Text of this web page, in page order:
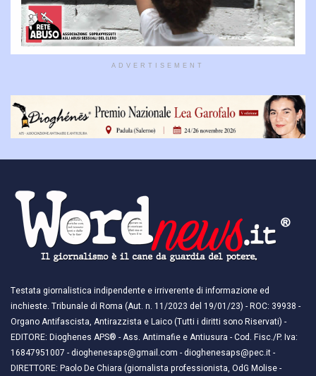
ADVERTISEMENT
Testata giornalistica indipendente e irriverente di informazione ed
inchieste. Tribunale di Roma (Aut. n. 11/2023 del 19/01/23) - ROC: 39938 -
Organo Antifascista, Antirazzista e Laico (Tutti i diritti sono Riservati) -
EDITORE: Dioghenes APS® - Ass. Antimafie e Antiusura - Cod. Fisc./P. Iva:
16847951007 - dioghenesaps@gmail.com - dioghenesaps@pec.it - ​​
DIRETTORE: Paolo De Chiara (giornalista professionista, OdG Molise -